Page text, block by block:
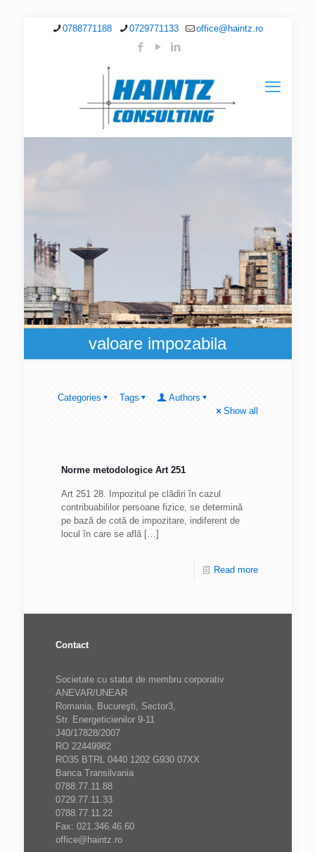
0788771188 0729771133 office@haintz.ro
valoare impozabila
Categories Tags
Authors
Show all
Norme metodologice Art 251
Art 251 28. Impozitul pe clădiri în cazul
contribuabililor persoane fizice, se determină
pe bază de cotă de impozitare, indiferent de
locul în care se află[…]
Read more
Contact
Societate cu statut de membru corporativ
ANEVAR/UNEAR
Romania, Bucureşti, Sector3,
Str. Energeticienilor 9-11
J40/17828/2007
RO 22449982
RO35 BTRL 0440 1202 G930 07XX
Banca Transilvania
0788.77.11.88
0729.77.11.33
0788.77.11.22
Fax: 021.346.46.60
office@haintz.ro